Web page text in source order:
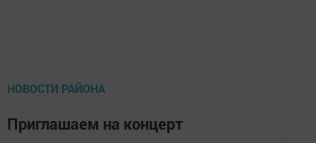
НОВОСТИ РАЙОНА
Приглашаем на концерт